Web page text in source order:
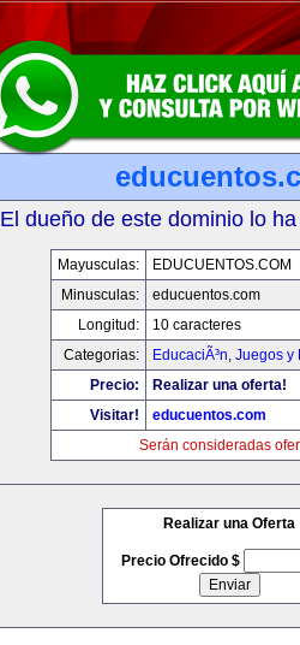
El dueño de este dominio lo
Mayusculas:
EDUCUENTOS.COM
Minusculas:
educuentos.com
Longitud:
10 caracteres
Categorias:
EducaciÃ³n, Juegos y
Precio:
Realizar una oferta!
Visitar!
educuentos.com
Serán consideradas
Realizar una Oferta
Precio Ofrecido $